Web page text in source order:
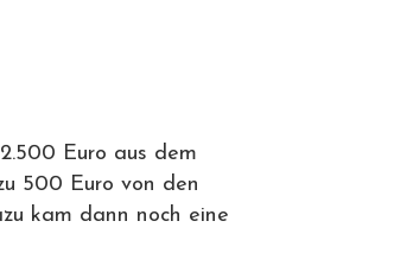
Euro aus dem
500 Euro von den
kam dann noch eine